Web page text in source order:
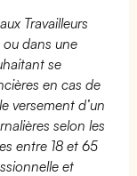
Travailleurs
dans une
se
en cas de
versement d’un
selon les
entre 18 et 65
et